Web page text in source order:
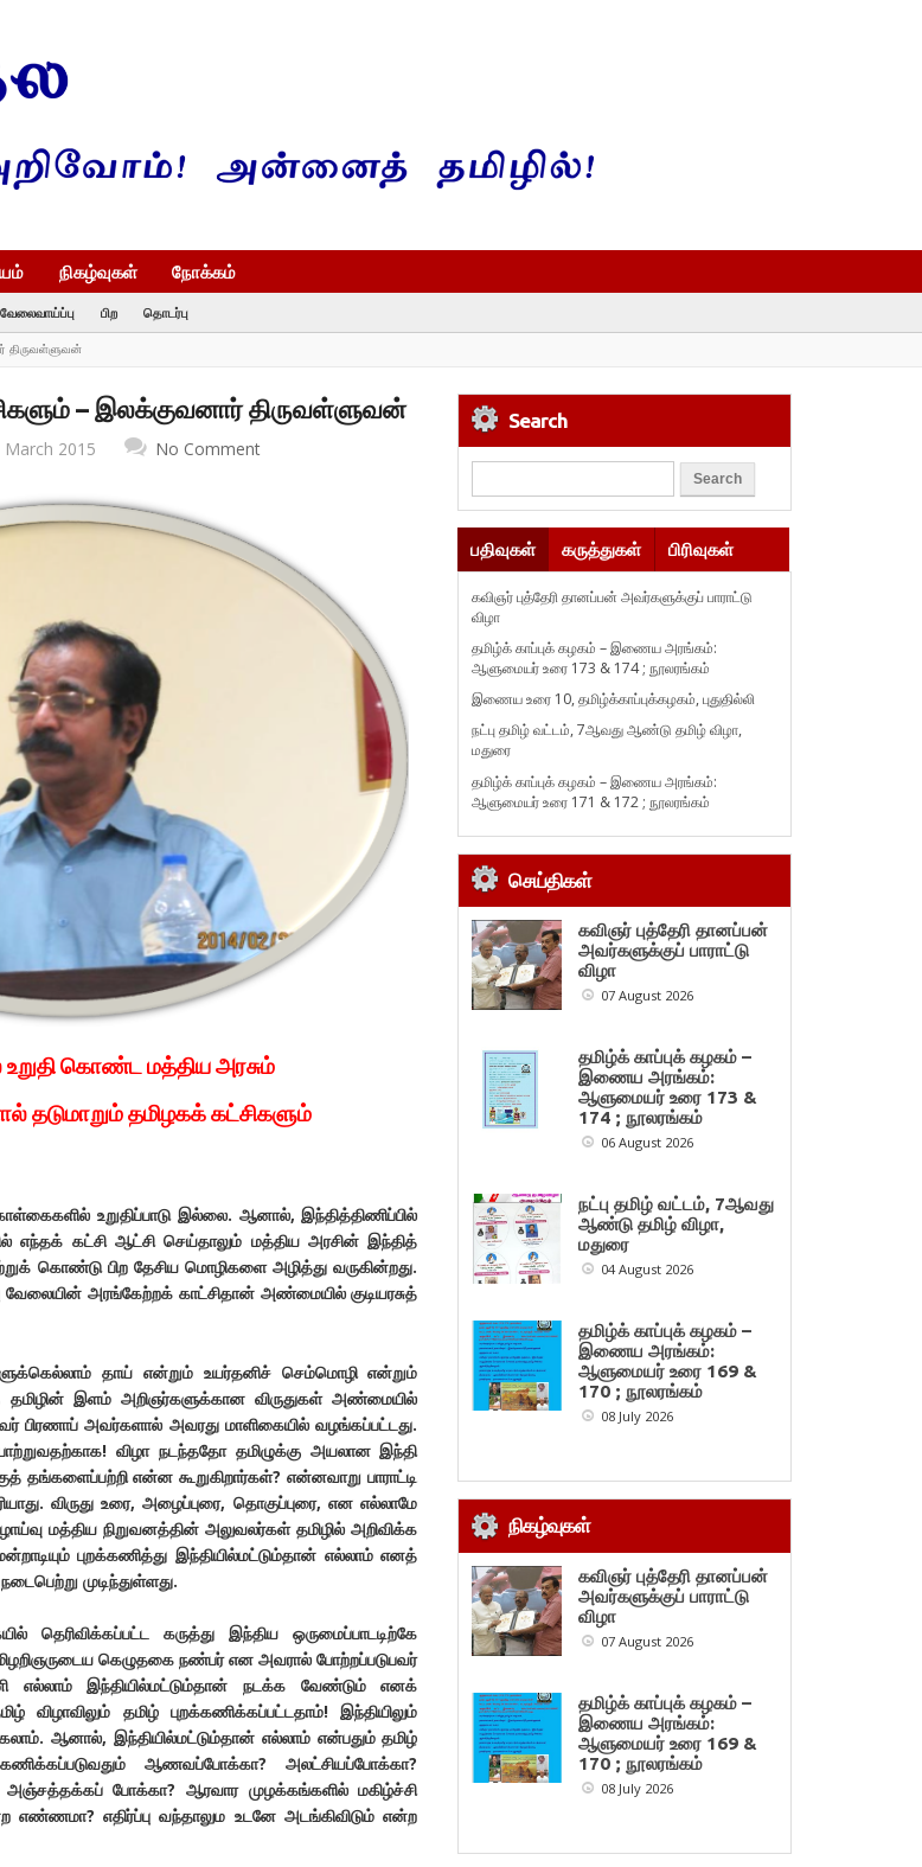
நிகழ்வுகள் நோக்கம்
வேலைவாய்ப்பு பிற தொடர்பு
திருவள்ளுவன்
– இலக்குவனார் திருவள்ளுவன்
March 2015 No Comment
உறுதி கொண்ட மத்திய அரசும்
தடுமாறும் தமிழகக் கட்சிகளும்
உறுதிப்பாடு இல்லை. ஆனால், இந்தித்திணிப்பில்
எந்தக் கட்சி ஆட்சி செய்தாலும் மத்திய அரசின் இந்தித்
கொண்டு பிற தேசிய மொழிகளை அழித்து வருகின்றது.
அரங்கேற்றக் காட்சிதான் அண்மையில் குடியரசுத்
தாய் என்றும் உயர்தனிச் செம்மொழி என்றும்
தமிழின் இளம் அறிஞர்களுக்கான விருதுகள் அண்மையில்
பிரணாப் அவர்களால் அவரது மாளிகையில் வழங்கப்பட்டது.
விழா நடந்ததோ தமிழுக்கு அயலான இந்தி
தங்களைப்பற்றி என்ன கூறுகிறார்கள்? என்னவாறு பாராட்டி
விருது உரை, அழைப்புரை, தொகுப்புரை, என எல்லாமே
மத்திய நிறுவனத்தின் அலுவலர்கள் தமிழில் அறிவிக்க
புறக்கணித்து இந்தியில்மட்டும்தான் எல்லாம் எனத்
முடிந்துள்ளது.
தெரிவிக்கப்பட்ட கருத்து இந்திய ஒருமைப்பாடடிற்கே
கெழுதகை நண்பர் என அவரால் போற்றப்படுபவர்
எல்லாம் இந்தியில்மட்டும்தான் நடக்க வேண்டும் எனக்
விழாவிலும் தமிழ் புறக்கணிக்கப்பட்டதாம்! இந்தியிலும்
ஆனால், இந்தியில்மட்டும்தான் எல்லாம் என்பதும் தமிழ்
ஆணவப்போக்கா? அலட்சியப்போக்கா?
அஞ்சத்தக்கப் போக்கா? ஆரவார முழக்கங்களில் மகிழ்ச்சி
எண்ணமா? எதிர்ப்பு வந்தாலும உடனே அடங்கிவிடும் என்ற
Search
பதிவுகள் கருத்துகள் பிரிவுகள்
கவிஞர் புத்தேரி தானப்பன் அவர்களுக்குப் பாராட்டு
விழா
தமிழ்க் காப்புக் கழகம் – இணைய அரங்கம்:
ஆளுமையர் உரை 173 & 174 ; நூலரங்கம்
இணைய உரை 10, தமிழ்க்காப்புக்கழகம், புதுதில்லி
நட்பு தமிழ் வட்டம், 7ஆவது ஆண்டு தமிழ் விழா,
மதுரை
தமிழ்க் காப்புக் கழகம் – இணைய அரங்கம்:
ஆளுமையர் உரை 171 & 172 ; நூலரங்கம்
செய்திகள்
கவிஞர் புத்தேரி தானப்பன்
அவர்களுக்குப் பாராட்டு
விழா
07 August 2026
தமிழ்க் காப்புக் கழகம் –
இணைய அரங்கம்:
ஆளுமையர் உரை 173 &
174 ; நூலரங்கம்
06 August 2026
நட்பு தமிழ் வட்டம், 7ஆவது
ஆண்டு தமிழ் விழா,
மதுரை
04 August 2026
தமிழ்க் காப்புக் கழகம் –
இணைய அரங்கம்:
ஆளுமையர் உரை 169 &
170 ; நூலரங்கம்
08 July 2026
நிகழ்வுகள்
கவிஞர் புத்தேரி தானப்பன்
அவர்களுக்குப் பாராட்டு
விழா
07 August 2026
தமிழ்க் காப்புக் கழகம் –
இணைய அரங்கம்:
ஆளுமையர் உரை 169 &
170 ; நூலரங்கம்
08 July 2026